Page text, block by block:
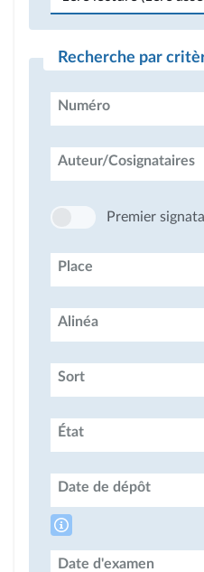
Recherche par
Numéro
Auteur/Cosignataires
Premier
Place
Alinéa
Sort
État
Date de dépôt
Date d'examen